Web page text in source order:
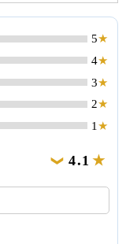
5
4
3
2
1
4.1
❯